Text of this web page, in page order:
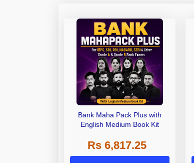
Bank Maha Pack Plus with
English Medium Book Kit
Rs 6,817.25